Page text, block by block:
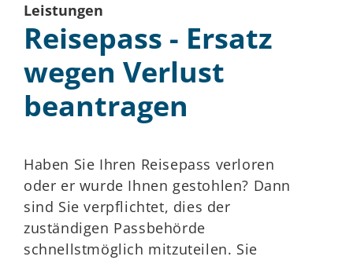
Leistungen
Reisepass - Ersatz
wegen Verlust
beantragen
Haben Sie Ihren Reisepass verloren
oder er wurde Ihnen gestohlen? Dann
sind Sie verpflichtet, dies der
zuständigen Passbehörde
schnellstmöglich mitzuteilen. Sie